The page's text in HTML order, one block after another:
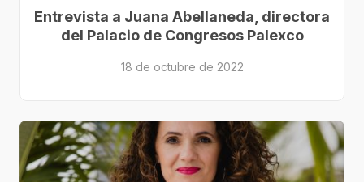
Entrevista a Juana Abellaneda, directora
del Palacio de Congresos Palexco
18 de octubre de 2022